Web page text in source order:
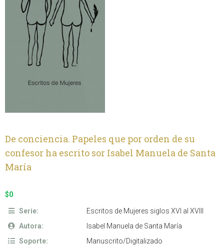
De conciencia. Papeles que por orden de su
confesor ha escrito sor Isabel Manuela de Santa
María
$0
Serie:
Escritos de Mujeres siglos XVI al XVIII
Autora:
Isabel Manuela de Santa María
Soporte:
Manuscrito/Digitalizado